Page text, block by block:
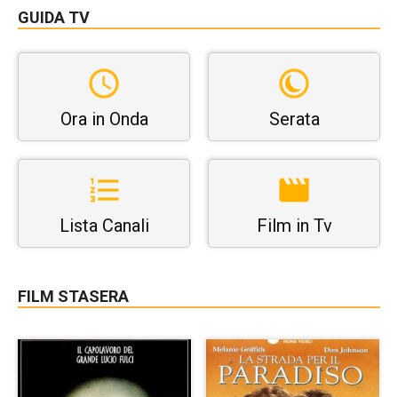
GUIDA TV
Ora in Onda Serata
Lista Canali Film in Tv
FILM STASERA